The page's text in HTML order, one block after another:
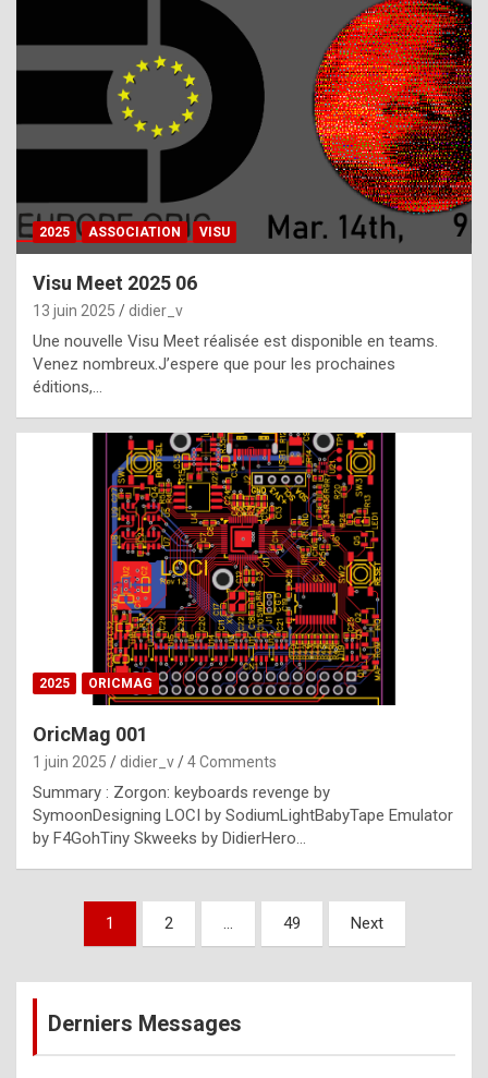
h
a
t
t
e
b
e
s
t
p
h
o
n
y
l
e
x
a
%
2025 ASSOCIATION VISU
Visu Meet 2025 06
13 juin 2025 didier_v
Une nouvelle Visu Meet réalisée est disponible en teams.
Venez nombreux.J’espere que pour les prochaines
éditions,…
2025 ORICMAG
OricMag 001
1 juin 2025 didier_v 4 Comments
Summary : Zorgon: keyboards revenge by
SymoonDesigning LOCI by SodiumLightBabyTape Emulator
by F4GohTiny Skweeks by DidierHero…
Pagination
publications
1 2 … 49 Next
Derniers Messages